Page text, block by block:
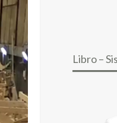
Libro –